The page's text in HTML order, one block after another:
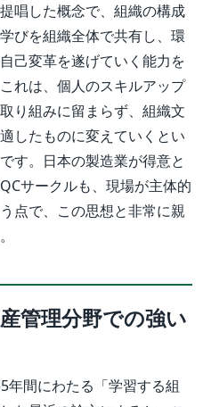
唱した概念で、組織の構成
びを組織全体で共有し、環
己変革を遂げていく能力を
れは、個人のスキルアップ
り組みに留まらず、組織文
したものに変えていくとい
す。日本の製造業が得意と
サークルも、現場が主体的
点で、この思想と非常に親
管理分野での強い
年間にわたる「学習する組